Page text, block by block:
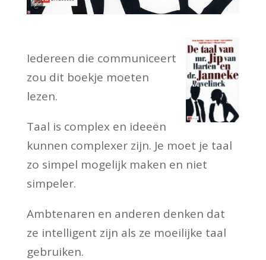
Iedereen die communiceert
zou dit boekje moeten
lezen.
Taal is complex en ideeën
kunnen complexer zijn. Je moet je taal
zo simpel mogelijk maken en niet
simpeler.
Ambtenaren en anderen denken dat
ze intelligent zijn als ze moeilijke taal
gebruiken.